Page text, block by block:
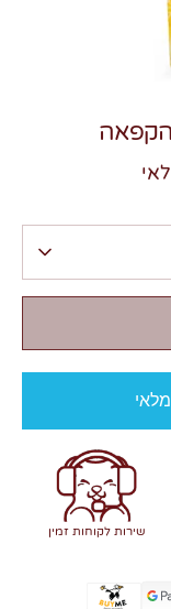
שירות לקוחות זמין